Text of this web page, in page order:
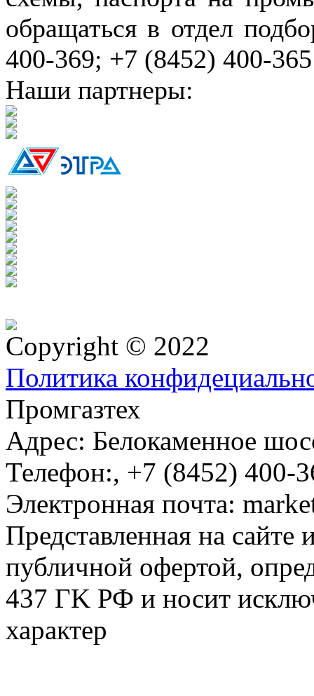
обращаться в отдел
400-369; +7 (8452) 400-365
Наши партнеры:
Copyright © 2022
Политика
Промгазтех
Адрес: Белокаменное
Телефон:, +7 (8452) 400-
Электронная почта:
Представленная на сайте
публичной офертой,
437 ГK РФ и носит
характер